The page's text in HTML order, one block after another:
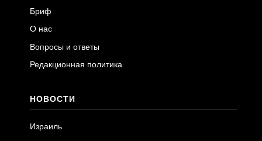
Бриф
О нас
Вопросы и ответы
Редакционная политика
НОВОСТИ
Израиль